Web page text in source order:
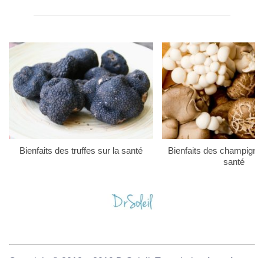
Bienfaits des truffes sur la santé
Bienfaits des
santé